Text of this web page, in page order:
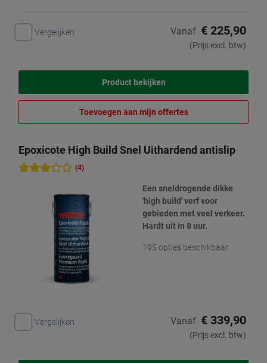
Vergelijken Vanaf € 225,90
(Prijs excl. btw)
Product bekijken
Toevoegen aan mijn offertes
Epoxicote High Build Snel Uithardend antislip
(4)
Een sneldrogende dikke
'high build' verf voor
gebieden met veel verkeer.
Hardt uit in 8 uur.
195 opties beschikbaar
Vergelijken Vanaf € 339,90
(Prijs excl. btw)